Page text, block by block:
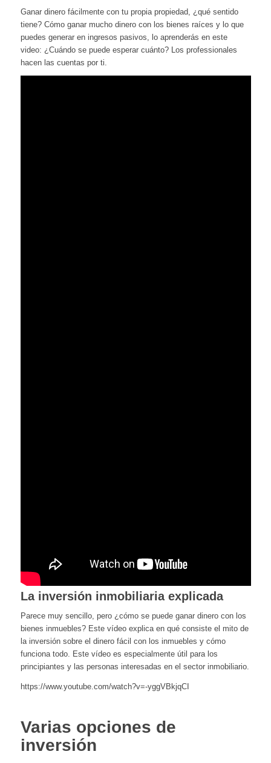
Ganar dinero fácilmente con tu propia propiedad, ¿qué sentido
tiene? Cómo ganar mucho dinero con los bienes raíces y lo que
puedes generar en ingresos pasivos, lo aprenderás en este
video: ¿Cuándo se puede esperar cuánto? Los professionales
hacen las cuentas por ti.
La inversión inmobiliaria explicada
Parece muy sencillo, pero ¿cómo se puede ganar dinero con los
bienes inmuebles? Este vídeo explica en qué consiste el mito de
la inversión sobre el dinero fácil con los inmuebles y cómo
funciona todo. Este vídeo es especialmente útil para los
principiantes y las personas interesadas en el sector inmobiliario.
https://www.youtube.com/watch?v=-yggVBkjqCI
Varias opciones de
inversión